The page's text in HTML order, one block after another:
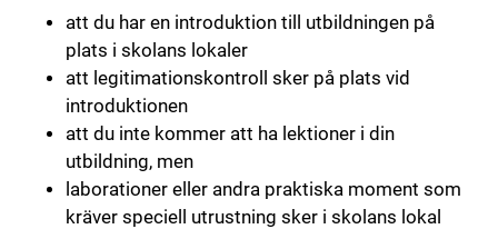
att du har en introduktion till utbildningen på
plats i skolans lokaler
att legitimationskontroll sker på plats vid
introduktionen
att du inte kommer att ha lektioner i din
utbildning, men
laborationer eller andra praktiska moment som
kräver speciell utrustning sker i skolans lokal